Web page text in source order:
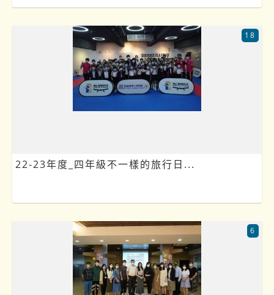
22-23年度_四年級不一樣的旅行日...
18
6